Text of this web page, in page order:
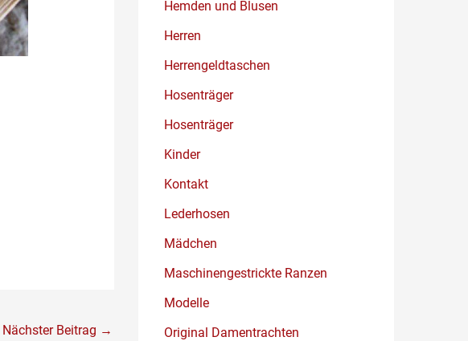
Nächster Beitrag →
Hemden und Blusen
Herren
Herrengeldtaschen
Hosenträger
Hosenträger
Kinder
Kontakt
Lederhosen
Mädchen
Maschinengestrickte Ranzen
Modelle
Original Damentrachten